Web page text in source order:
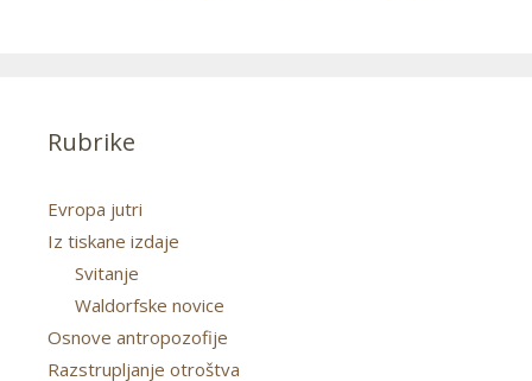
Rubrike
Evropa jutri
Iz tiskane izdaje
Svitanje
Waldorfske novice
Osnove antropozofije
Razstrupljanje otroštva